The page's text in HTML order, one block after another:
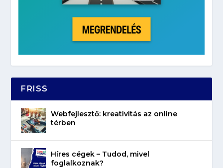
FRISS
Webfejlesztő: kreativitás az online
térben
Híres cégek – Tudod, mivel
foglalkoznak?